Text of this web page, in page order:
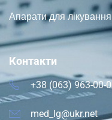
Апарати для
Контакти
+38 (063) 963-00-
med_lg@ukr.net